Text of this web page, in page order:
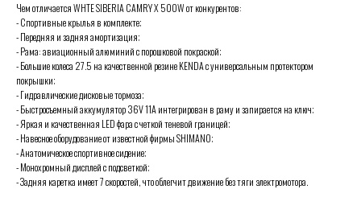
Чем отличается WHTE SIBERIA CAMRY X 500W от конкурентов:
- Спортивные крылья в комплекте;
- Передняя и задняя амортизация;
- Рама: авиационный алюминий с порошковой покраской;
- Большие колеса 27.5 на качественной резине KENDA с универсальным протектором
покрышки;
- Гидравлические дисковые тормоза;
- Быстросъемный аккумулятор 36V 11A интегрирован в раму и запирается на ключ;
- Яркая и качественная LED фара с четкой теневой границей;
- Навесное оборудование от известной фирмы SHIMANO;
- Анатомическое спортивное сидение;
- Монохромный дисплей с подсветкой;
- Задняя каретка имеет 7 скоростей, что облегчит движение без тяги электромотора.